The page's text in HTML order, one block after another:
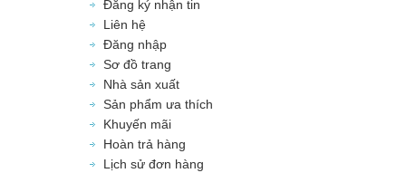
Đăng ký nhận tin
Liên hệ
Đăng nhập
Sơ đồ trang
Nhà sản xuất
Sản phẩm ưa thích
Khuyến mãi
Hoàn trả hàng
Lịch sử đơn hàng